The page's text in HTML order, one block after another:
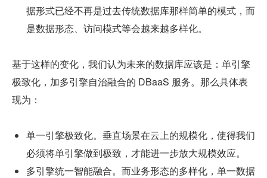
据形式已经不再是过去传统数据库那样简单的模式，而
是数据形态、访问模式等会越来越多样化。
基于这样的变化，我们认为未来的数据库应该是：单引擎
极致化，加多引擎自治融合的 DBaaS 服务。那么具体表
现为：
单一引擎极致化。垂直场景在云上的规模化，使得我们
必须将单引擎做到极致，才能进一步放大规模效应。
多引擎统一智能融合。而业务形态的多样化，单一数据